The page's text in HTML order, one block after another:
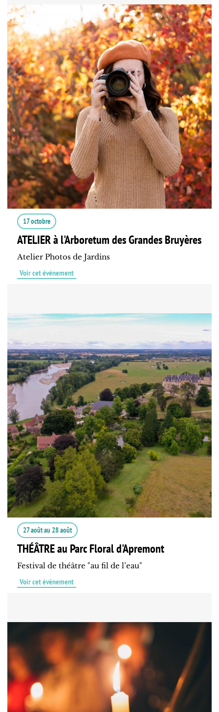
17 octobre
ATELIER à l'Arboretum des Grandes Bruyères
Atelier Photos de Jardins
Voir cet événement
27 aoûtau 28 août
THÉÂTRE au Parc Floral d'Apremont
Festival de théâtre "au fil de l’eau"
Voir cet événement